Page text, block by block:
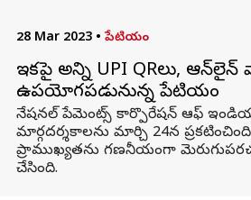
28 Mar 2023 • పేటియం
ఇకపై అన్ని UPI QRలు, ఆన్‌లైన్
ఉపయోగపడునున్న పేటియం
నేషనల్ పేమెంట్స్ కార్పొరేషన్ ఆఫ్
మార్గదర్శకాలను మార్చి 24న
ప్రాముఖ్యతను గణనీయంగా
చేసింది.